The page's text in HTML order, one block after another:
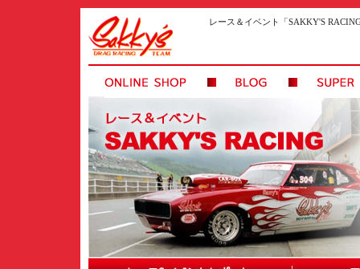
レース＆イベント「SAKKY'S